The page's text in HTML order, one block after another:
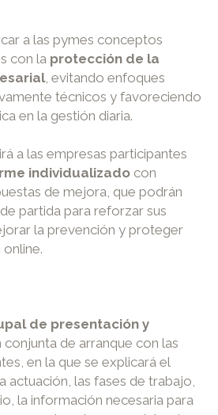
a las pymes conceptos
con la protección de la
, evitando enfoques
técnicos y favoreciendo
en la gestión diaria.
a las empresas participantes
individualizado con
de mejora, que podrán
partida para reforzar sus
la prevención y proteger
de presentación y
conjunta de arranque con las
en la que se explicará el
actuación, las fases de trabajo,
la información necesaria para